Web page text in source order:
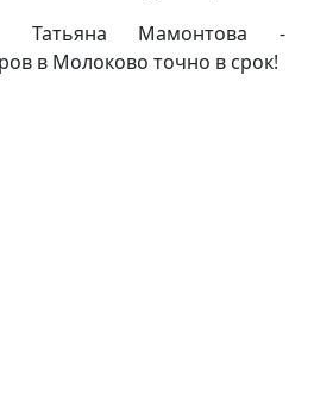
Татьяна Мамонтова -
в Молоково точно в срок!